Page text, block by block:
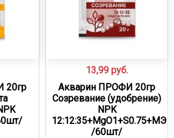
20гр
13,99 руб.
Акварин ПРОФИ 20гр
Созревание (удобрение)
NPK
12:12:35+MgO1+S0.75+МЭ
/60шт/